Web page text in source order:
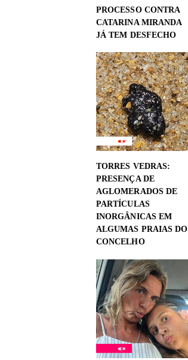
PROCESSO CONTRA
CATARINA MIRANDA
JÁ TEM DESFECHO
TORRES VEDRAS:
PRESENÇA DE
AGLOMERADOS DE
PARTÍCULAS
INORGÂNICAS EM
ALGUMAS PRAIAS DO
CONCELHO